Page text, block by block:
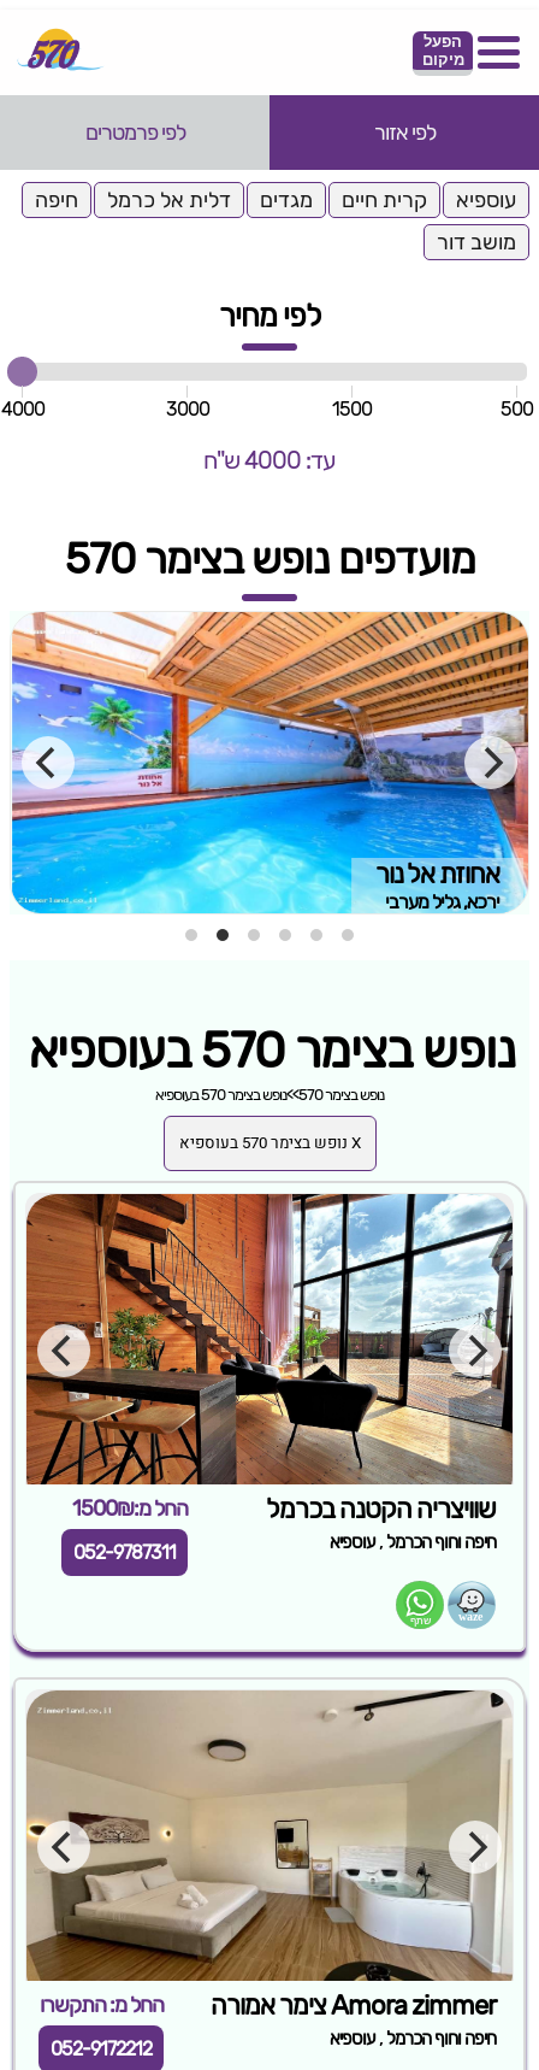
הפעל
מיקום
לפי אזור לפי פרמטרים
עוספיא קרית חיים מגדים דלית אל כרמל
חיפה
מושב דור
לפי מחיר
500
1500
3000
4000
עד: 4000 ש"ח
מועדפים נופש בצימר 570
אחוזת אל נור
ירכא, גליל מערבי
נופש בצימר 570 בעוספיא
נופש בצימר 570 >>נופש בצימר 570 בעוספיא
X נופש בצימר 570 בעוספיא
שוויצריה הקטנה בכרמל החל מ:1500₪
חיפה וחוף הכרמל ,עוספיא 052-9787311
Amora zimmer צימר אמורה החל מ: התקשרו
חיפה וחוף הכרמל ,עוספיא 052-9172212